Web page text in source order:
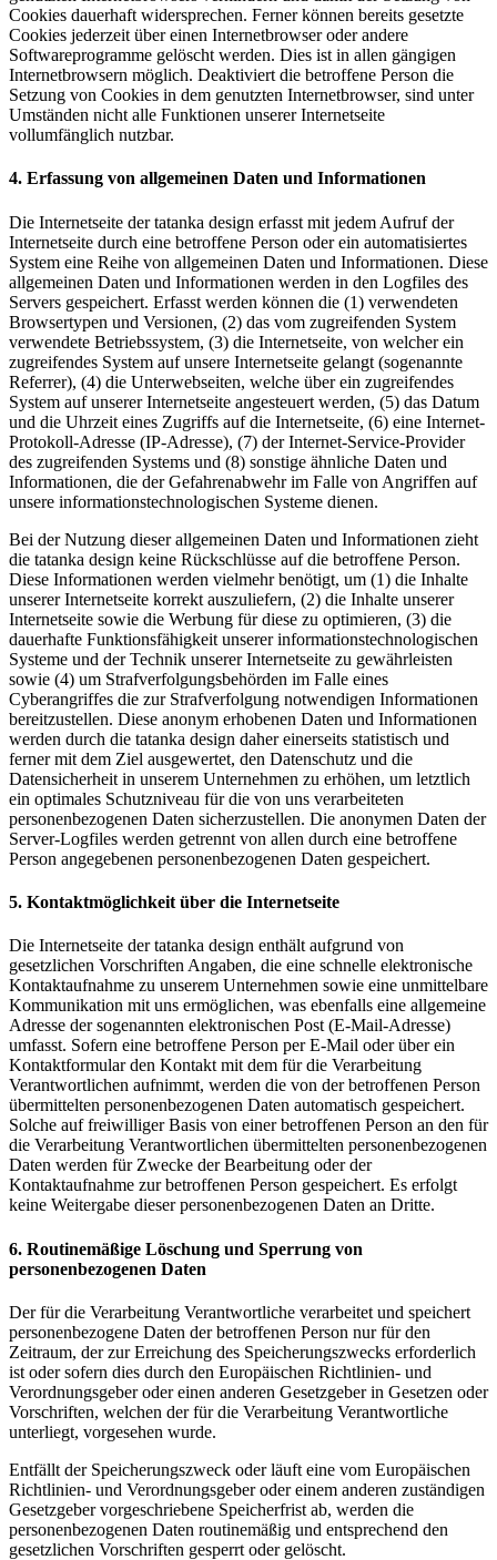
Cookies dauerhaft widersprechen. Ferner können bereits gesetzte
Cookies jederzeit über einen Internetbrowser oder andere
Softwareprogramme gelöscht werden. Dies ist in allen gängigen
Internetbrowsern möglich. Deaktiviert die betroffene Person die
Setzung von Cookies in dem genutzten Internetbrowser, sind unter
Umständen nicht alle Funktionen unserer Internetseite
vollumfänglich nutzbar.
4. Erfassung von allgemeinen Daten und Informationen
Die Internetseite der tatanka design erfasst mit jedem Aufruf der
Internetseite durch eine betroffene Person oder ein automatisiertes
System eine Reihe von allgemeinen Daten und Informationen. Diese
allgemeinen Daten und Informationen werden in den Logfiles des
Servers gespeichert. Erfasst werden können die (1) verwendeten
Browsertypen und Versionen, (2) das vom zugreifenden System
verwendete Betriebssystem, (3) die Internetseite, von welcher ein
zugreifendes System auf unsere Internetseite gelangt (sogenannte
Referrer), (4) die Unterwebseiten, welche über ein zugreifendes
System auf unserer Internetseite angesteuert werden, (5) das Datum
und die Uhrzeit eines Zugriffs auf die Internetseite, (6) eine Internet-
Protokoll-Adresse (IP-Adresse), (7) der Internet-Service-Provider
des zugreifenden Systems und (8) sonstige ähnliche Daten und
Informationen, die der Gefahrenabwehr im Falle von Angriffen auf
unsere informationstechnologischen Systeme dienen.
Bei der Nutzung dieser allgemeinen Daten und Informationen zieht
die tatanka design keine Rückschlüsse auf die betroffene Person.
Diese Informationen werden vielmehr benötigt, um (1) die Inhalte
unserer Internetseite korrekt auszuliefern, (2) die Inhalte unserer
Internetseite sowie die Werbung für diese zu optimieren, (3) die
dauerhafte Funktionsfähigkeit unserer informationstechnologischen
Systeme und der Technik unserer Internetseite zu gewährleisten
sowie (4) um Strafverfolgungsbehörden im Falle eines
Cyberangriffes die zur Strafverfolgung notwendigen Informationen
bereitzustellen. Diese anonym erhobenen Daten und Informationen
werden durch die tatanka design daher einerseits statistisch und
ferner mit dem Ziel ausgewertet, den Datenschutz und die
Datensicherheit in unserem Unternehmen zu erhöhen, um letztlich
ein optimales Schutzniveau für die von uns verarbeiteten
personenbezogenen Daten sicherzustellen. Die anonymen Daten der
Server-Logfiles werden getrennt von allen durch eine betroffene
Person angegebenen personenbezogenen Daten gespeichert.
5. Kontaktmöglichkeit über die Internetseite
Die Internetseite der tatanka design enthält aufgrund von
gesetzlichen Vorschriften Angaben, die eine schnelle elektronische
Kontaktaufnahme zu unserem Unternehmen sowie eine unmittelbare
Kommunikation mit uns ermöglichen, was ebenfalls eine allgemeine
Adresse der sogenannten elektronischen Post (E-Mail-Adresse)
umfasst. Sofern eine betroffene Person per E-Mail oder über ein
Kontaktformular den Kontakt mit dem für die Verarbeitung
Verantwortlichen aufnimmt, werden die von der betroffenen Person
übermittelten personenbezogenen Daten automatisch gespeichert.
Solche auf freiwilliger Basis von einer betroffenen Person an den für
die Verarbeitung Verantwortlichen übermittelten personenbezogenen
Daten werden für Zwecke der Bearbeitung oder der
Kontaktaufnahme zur betroffenen Person gespeichert. Es erfolgt
keine Weitergabe dieser personenbezogenen Daten an Dritte.
6. Routinemäßige Löschung und Sperrung von
personenbezogenen Daten
Der für die Verarbeitung Verantwortliche verarbeitet und speichert
personenbezogene Daten der betroffenen Person nur für den
Zeitraum, der zur Erreichung des Speicherungszwecks erforderlich
ist oder sofern dies durch den Europäischen Richtlinien- und
Verordnungsgeber oder einen anderen Gesetzgeber in Gesetzen oder
Vorschriften, welchen der für die Verarbeitung Verantwortliche
unterliegt, vorgesehen wurde.
Entfällt der Speicherungszweck oder läuft eine vom Europäischen
Richtlinien- und Verordnungsgeber oder einem anderen zuständigen
Gesetzgeber vorgeschriebene Speicherfrist ab, werden die
personenbezogenen Daten routinemäßig und entsprechend den
gesetzlichen Vorschriften gesperrt oder gelöscht.